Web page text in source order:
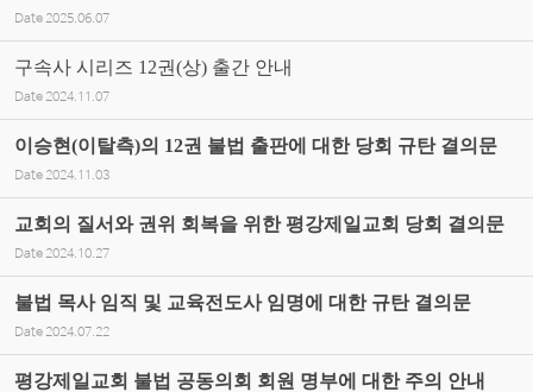
Date 2025.06.07
구속사 시리즈 12권(상) 출간 안내
Date 2024.11.07
이승현(이탈측)의 12권 불법 출판에 대한 당회 규탄 결의문
Date 2024.11.03
교회의 질서와 권위 회복을 위한 평강제일교회 당회 결의문
Date 2024.10.27
불법 목사 임직 및 교육전도사 임명에 대한 규탄 결의문
Date 2024.07.22
평강제일교회 불법 공동의회 회원 명부에 대한 주의 안내